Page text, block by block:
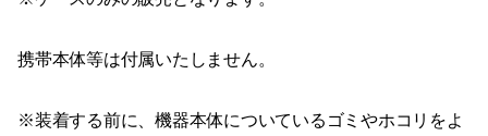
携帯本体等は付属いたしません。
※装着する前に、機器本体についているゴミやホコリをよ